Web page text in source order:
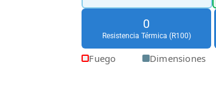
0
Resistencia Térmica (R100)
Fuego Dimensiones